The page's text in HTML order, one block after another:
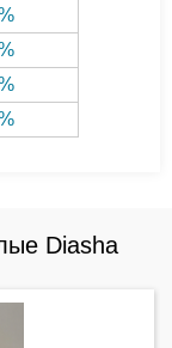
Diasha